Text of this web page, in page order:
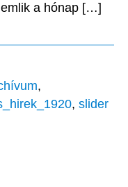
a hónap […]
,
, slider